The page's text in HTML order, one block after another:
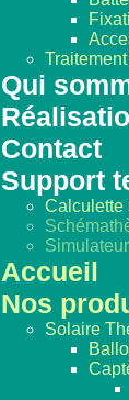
Traitement
Qui
Contact
Support
Calculette
Accueil
Nos
Solaire